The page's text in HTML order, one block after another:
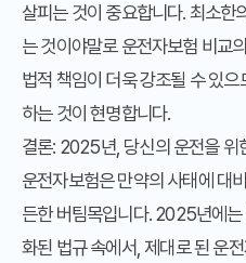
살피는 것이 중요합니다. 최소한
는 것이야말로 운전자보험 비교
법적 책임이 더욱 강조될 수 있
하는 것이 현명합니다.
결론: 2025년, 당신의 운전을 위
운전자보험은 만약의 사태에 대
든한 버팀목입니다. 2025년에
화된 법규 속에서, 제대로 된 운